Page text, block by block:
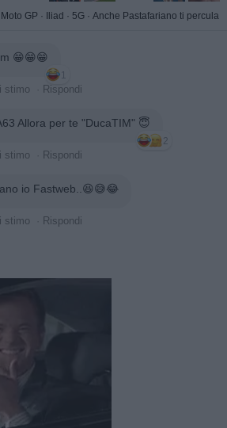
GP · Iliad · 5G · Anche Pastafariano ti percula
😁😁😁
1
stimo Rispondi
Allora per te "DucaTIM" 😇
2
stimo Rispondi
io Fastweb..😆😅😂
stimo Rispondi